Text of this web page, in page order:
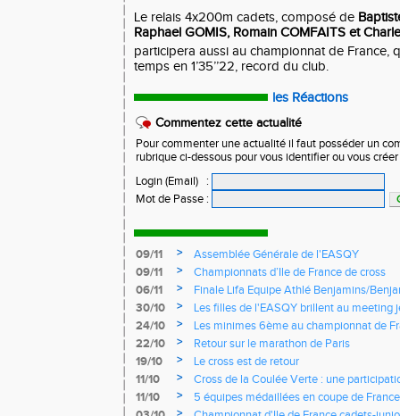
Le relais 4x200m cadets, composé de
Raphael GOMIS, Romain COMFAITS et
participera aussi au championnat de France,
temps en 1’35’’22, record du club.
les Réactions
Commentez cette actualité
Pour commenter une actualité il faut posséder un
rubrique ci-dessous pour vous identifier ou vous
Login (Email)
:
Mot de Passe :
09/11 >
Assemblée Générale de l'EASQY
09/11
>
Championnats d’Ile de France de cross
06/11
>
Finale Lifa Equipe Athlé Benjamins/
30/10
>
Les filles de l'EASQY brillent au meeting
records du club battus
24/10 >
Les minimes 6ème au championnat de
22/10
>
Retour sur le marathon de Paris
19/10
>
Le cross est de retour
11/10
>
Cross de la Coulée Verte : une
Rendez-vous !
11/10 >
5 équipes médaillées en coupe de France